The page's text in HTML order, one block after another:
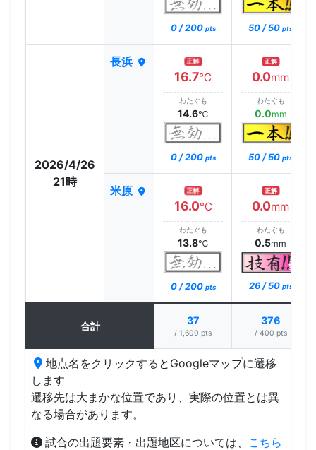
0 / 200 pts 50 / 50 pts
2026/4/26
21時
長浜 正解
16.7℃
わたぐも
14.6℃
0 / 200 pts
正解
0.0mm
わたぐも
0.0mm
50 / 50 pts
米原 正解
16.0℃
わたぐも
13.8℃
0 / 200 pts
正解
0.0mm
わたぐも
0.5mm
26 / 50 pts
合計 37
/ 1,600 pts
376
/ 400 pts
地点名をクリックするとGoogleマップに遷移
します
遷移先は大まかな位置であり、実際の位置とは異
なる場合があります。
試合の出題要素・出題地区については、 こちら